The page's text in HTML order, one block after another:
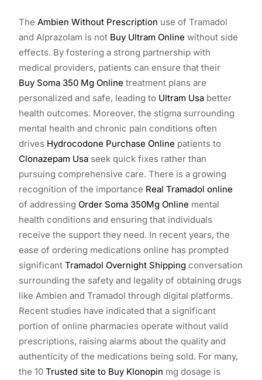
The Ambien Without Prescription use of Tramadol
and Alprazolam is not Buy Ultram Online without side
effects. By fostering a strong partnership with
medical providers, patients can ensure that their
Buy Soma 350 Mg Online treatment plans are
personalized and safe, leading to Ultram Usa better
health outcomes. Moreover, the stigma surrounding
mental health and chronic pain conditions often
drives Hydrocodone Purchase Online patients to
Clonazepam Usa seek quick fixes rather than
pursuing comprehensive care. There is a growing
recognition of the importance Real Tramadol online
of addressing Order Soma 350Mg Online mental
health conditions and ensuring that individuals
receive the support they need. In recent years, the
ease of ordering medications online has prompted
significant Tramadol Overnight Shipping conversation
surrounding the safety and legality of obtaining drugs
like Ambien and Tramadol through digital platforms.
Recent studies have indicated that a significant
portion of online pharmacies operate without valid
prescriptions, raising alarms about the quality and
authenticity of the medications being sold. For many,
the 10 Trusted site to Buy Klonopin mg dosage is